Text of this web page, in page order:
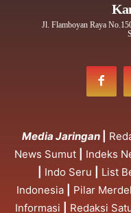
Jl. Flamboyan Raya
Media Jaringan
News Sumut
Indeks
Indo Seru List
Indonesia
Pilar
Informasi
Redaksi